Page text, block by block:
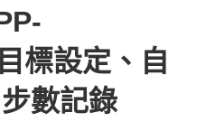
標設定、自
數記錄